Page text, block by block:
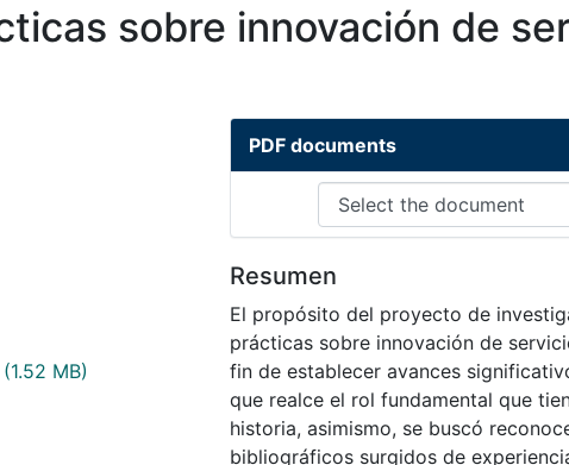
sobre innovación de
(1.52 MB)
PDF documents
Resumen
El propósito del proyecto de
prácticas sobre innovación de
fin de establecer avances
que realce el rol fundamental que
historia, asimismo, se buscó
bibliográficos surgidos de